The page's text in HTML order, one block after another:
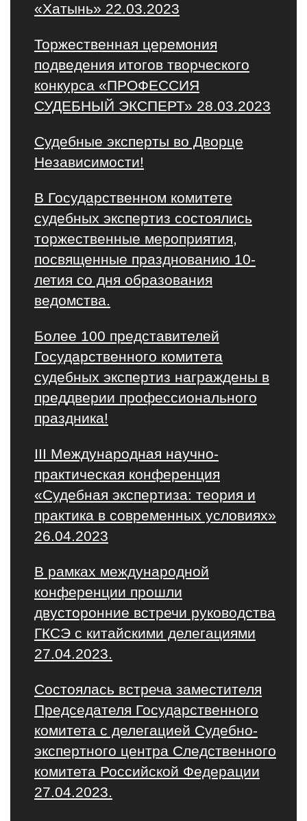
«Хатынь» 22.03.2023
Торжественная церемония
подведения итогов творческого
конкурса «ПРОФЕССИЯ
СУДЕБНЫЙ ЭКСПЕРТ» 28.03.2023
Судебные эксперты во Дворце
Независимости!
В Государственном комитете
судебных экспертиз состоялись
торжественные мероприятия,
посвященные празднованию 10-
летия со дня образования
ведомства.
Более 100 представителей
Государственного комитета
судебных экспертиз награждены в
преддверии профессионального
праздника!
III Международная научно-
практическая конференция
«Судебная экспертиза: теория и
практика в современных условиях»
26.04.2023
В рамках международной
конференции прошли
двусторонние встречи руководства
ГКСЭ с китайскими делегациями
27.04.2023.
Состоялась встреча заместителя
Председателя Государственного
комитета с делегацией Судебно-
экспертного центра Следственного
комитета Российской Федерации
27.04.2023.